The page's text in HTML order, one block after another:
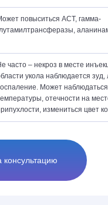
повыситься АСТ, гамма-
часто – некроз в месте
укола наблюдается зуд,
Может
отечности на
измениться цвет
консультацию